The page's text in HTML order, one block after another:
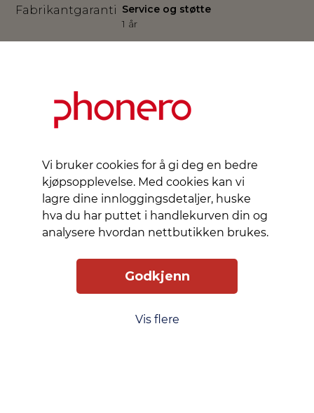
Vi bruker cookies for å gi deg en bedre
kjøpsopplevelse. Med cookies kan vi
lagre dine innloggingsdetaljer, huske
hva du har puttet i handlekurven din og
analysere hvordan nettbutikken brukes.
Godkjenn
Vis flere
Fabrikantgaranti Service og støtte
1 år
Materiale
Informasjon om
kompatibilitet
Designet for
Apple iPhone 5, 5s, SE, SE (2nd
generation), SE (3rd generation)
Slik får du tilgang
Service
Kjøpsbetingelser